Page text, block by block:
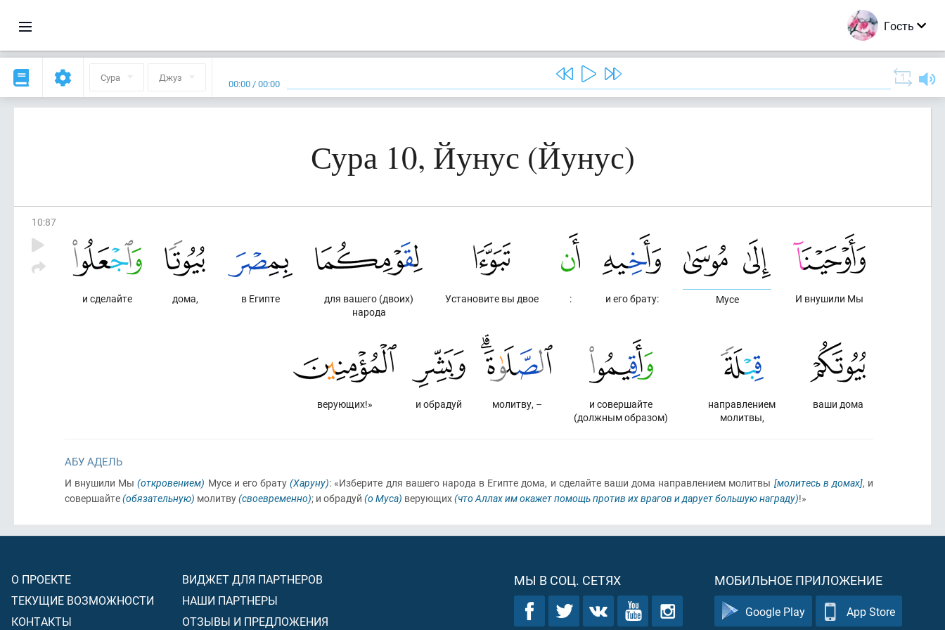
Гость
Сура Джуз 00:00 /00:00
Сура 10, Йунус (Йунус)
10:87
И внушили Мы
Мусе
и его брату:
:
Установите вы двое
для вашего (двоих)
народа
в Египте
дома,
и сделайте
ваши дома
направлением
молитвы,
и совершайте
(должным образом)
молитву, –
и обрадуй
верующих!»
АБУ АДЕЛЬ
И внушили Мы(откровением) Мусе и его брату(Харуну): «Изберите для вашего народа в Египте дома, и сделайте ваши дома направлением молитвы [молитесь в домах], и
совершайте(обязательную) молитву(своевременно); и обрадуй (о Муса) верующих(что Аллах им окажет помощь против их врагов и дарует большую награду)!»
О ПРОЕКТЕ
ТЕКУЩИЕ ВОЗМОЖНОСТИ
КОНТАКТЫ
ВИДЖЕТ ДЛЯ ПАРТНЕРОВ
НАШИ ПАРТНЕРЫ
ОТЗЫВЫ И ПРЕДЛОЖЕНИЯ
МЫ В СОЦ. СЕТЯХ МОБИЛЬНОЕ ПРИЛОЖЕНИЕ
Google Play App Store